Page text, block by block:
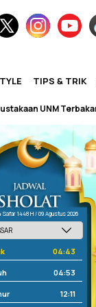
TIPS & TRIK
UNM Terbakar
Safar 1448 H / 09 Agustus 2026
04:43
04:53
12:11